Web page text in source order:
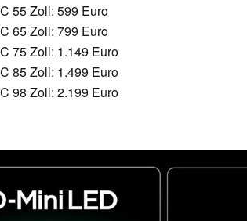
55 Zoll: 599 Euro
65 Zoll: 799 Euro
75 Zoll: 1.149 Euro
85 Zoll: 1.499 Euro
98 Zoll: 2.199 Euro